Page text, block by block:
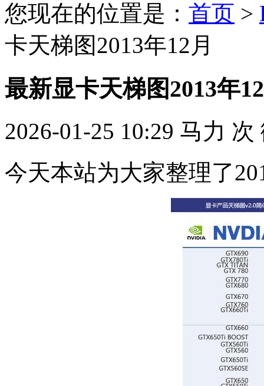
您现在的位置是： 首页 >
卡天梯图2013年12月
最新显卡天梯图2013年
2026-01-25 10:29 马力 次
今天本站为大家整理了